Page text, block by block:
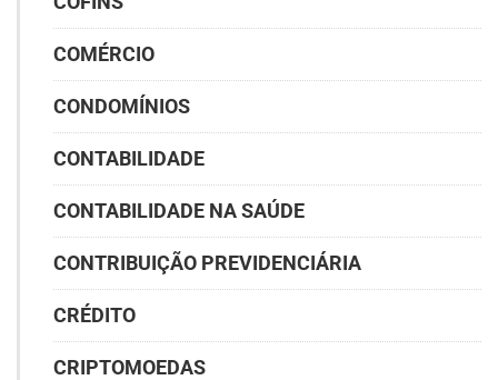
COMÉRCIO
CONDOMÍNIOS
CONTABILIDADE
CONTABILIDADE NA SAÚDE
CONTRIBUIÇÃO PREVIDENCIÁRIA
CRÉDITO
CRIPTOMOEDAS